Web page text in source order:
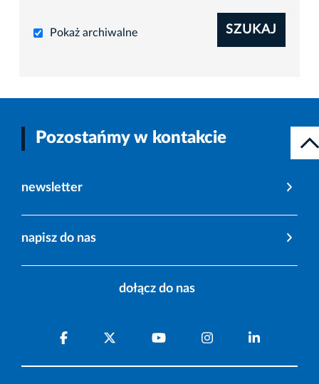
Pokaż archiwalne SZUKAJ
Pozostańmy w kontakcie
newsletter
napisz do nas
dołącz do nas